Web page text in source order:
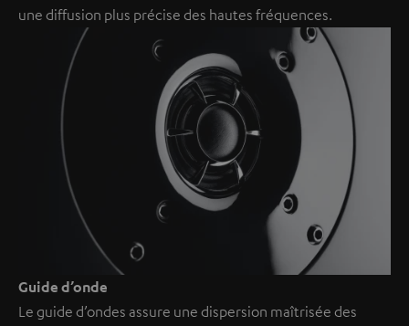
une diffusion plus précise des hautes fréquences.
Guide d’onde
Le guide d’ondes assure une dispersion maîtrisée des